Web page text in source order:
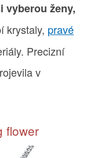
vyberou ženy,
krystaly, pravé
Precizní
v
flower